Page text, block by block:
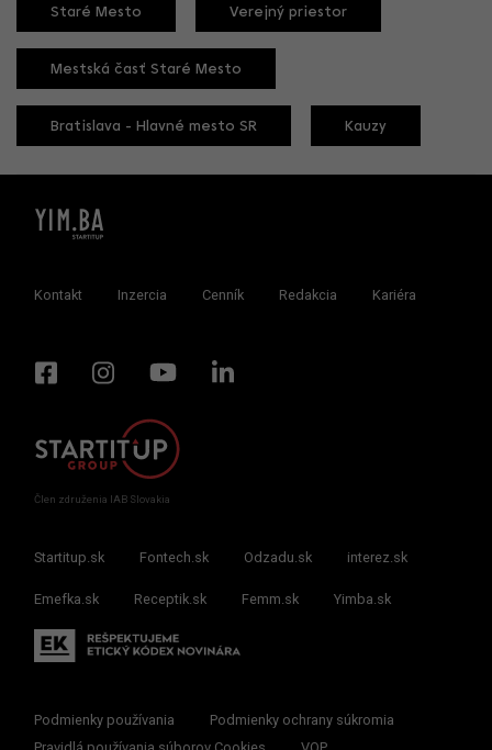
Staré Mesto Verejný priestor
Mestská časť Staré Mesto
Bratislava - Hlavné mesto SR Kauzy
Kontakt Inzercia Cenník Redakcia Kariéra
Člen združenia IAB Slovakia
Startitup.sk Fontech.sk Odzadu.sk interez.sk
Emefka.sk Receptik.sk Femm.sk Yimba.sk
Podmienky používania
Podmienky ochrany súkromia